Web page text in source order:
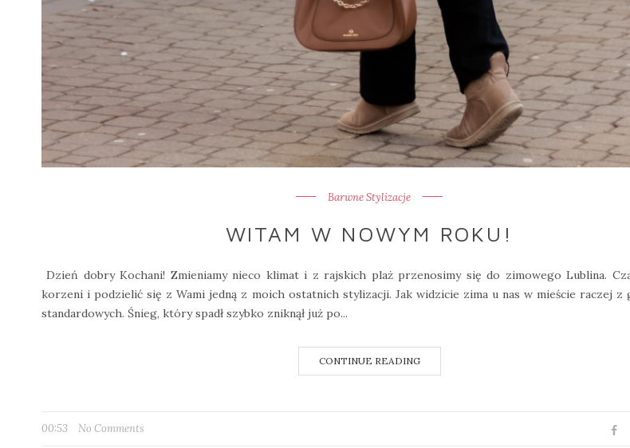
Barwne Stylizacje
WITAM W NOWYM ROKU!
Dzień dobry Kochani! Zmieniamy nieco klimat i z rajskich plaż przenosimy się do zimowego Lublina.
korzeni i podzielić się z Wami jedną z moich ostatnich stylizacji. Jak widzicie zima u nas w mieście raczej z
standardowych. Śnieg, który spadł szybko zniknął już po...
CONTINUE READING
00:53 No Comments